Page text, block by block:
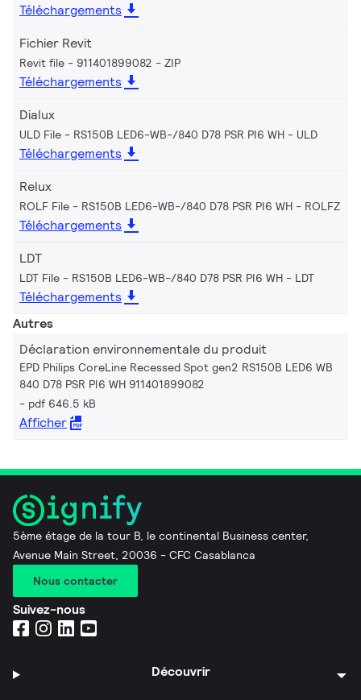
Téléchargements
Fichier Revit
Revit file - 911401899082 ZIP
Téléchargements
Dialux
ULD File - RS150B LED6-WB-/840 D78 PSR PI6 WH ULD
Téléchargements
Relux
ROLF File - RS150B LED6-WB-/840 D78 PSR PI6 WH ROLFZ
Téléchargements
LDT
LDT File - RS150B LED6-WB-/840 D78 PSR PI6 WH LDT
Téléchargements
Autres
Déclaration environnementale du produit
EPD Philips CoreLine Recessed Spot gen2 RS150B LED6 WB
840 D78 PSR PI6 WH 911401899082
pdf 646.5 kB
Afficher
5ème étage de la tour B, le continental Business center,
Avenue Main Street, 20036 - CFC Casablanca
Nous contacter
Suivez-nous
Découvrir